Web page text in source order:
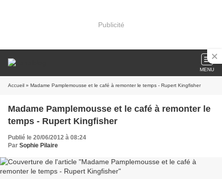
Publicité
MENU
Accueil » Madame Pamplemousse et le café à remonter le temps - Rupert Kingfisher
Madame Pamplemousse et le café à remonter le
temps - Rupert Kingfisher
Publié le 20/06/2012 à 08:24
Par Sophie Pilaire